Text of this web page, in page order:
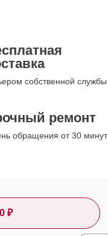
собственной службы
ремонт
обращения от 30 минут
₽